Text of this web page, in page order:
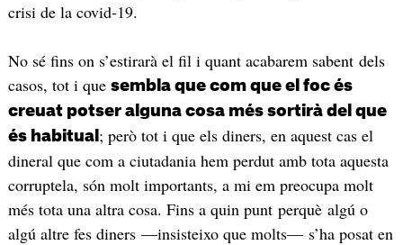
crisi de la covid-19.
No sé fins on s’estirarà el fil i quant acabarem sabent dels
casos, tot i que sembla que com que el foc és
creuat potser alguna cosa més sortirà del que
és habitual ; però tot i que els diners, en aquest cas el
dineral que com a ciutadania hem perdut amb tota aquesta
corruptela, són molt importants, a mi em preocupa molt
més tota una altra cosa. Fins a quin punt perquè algú o
algú altre fes diners —insisteixo que molts— s’ha posat en